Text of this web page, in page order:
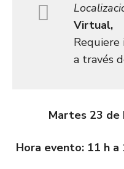
Virtual,
Requiere
a través
Martes 23 de
Hora evento: 11 h a